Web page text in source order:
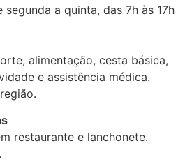
a quinta, das 7h às 17h
alimentação, cesta básica,
e assistência médica.
restaurante e lanchonete.